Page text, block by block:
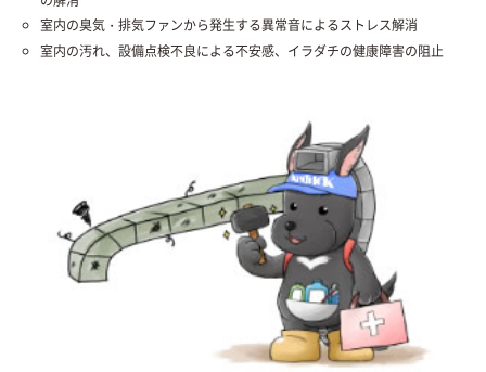
室内の臭気・排気ファンから発生する異常音によるストレス解消
室内の汚れ、設備点検不良による不安感、イラダチの健康障害の阻止